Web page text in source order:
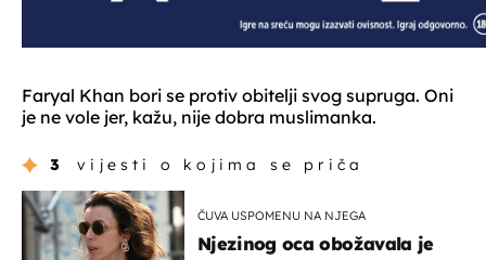
Faryal Khan bori se protiv obitelji svog supruga. Oni
je ne vole jer, kažu, nije dobra muslimanka.
3 vijesti o kojima se priča
ČUVA USPOMENU NA NJEGA
Njezinog oca obožavala je